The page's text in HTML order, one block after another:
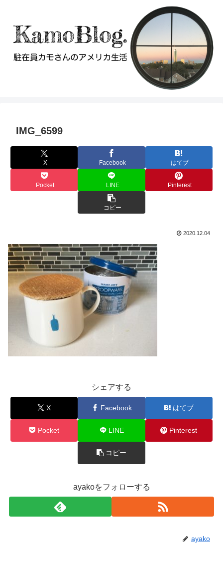
IMG_6599
X Facebook はてブ
Pocket LINE Pinterest
コピー
2020.12.04
シェアする
X Facebook はてブ
Pocket LINE Pinterest
コピー
ayakoをフォローする
ayako